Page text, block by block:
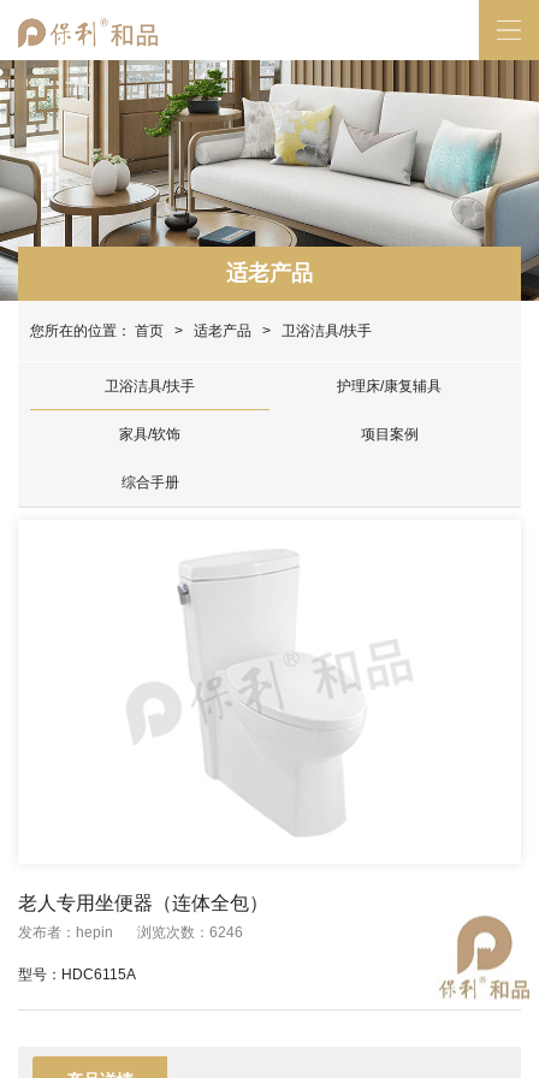
适老产品
您所在的位置： 首页 > 适老产品 > 卫浴洁具/扶手
卫浴洁具/扶手 护理床/康复辅具
家具/软饰 项目案例
综合手册
老人专用坐便器（连体全包）
发布者：hepin 浏览次数：6246
型号：HDC6115A